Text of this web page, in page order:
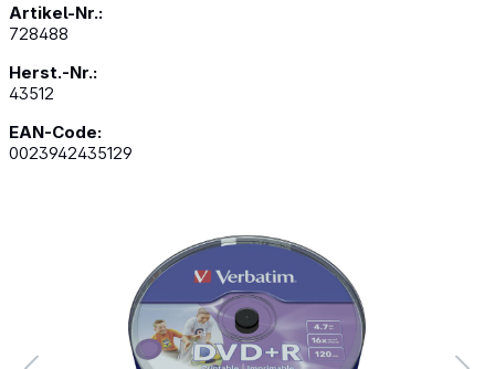
Artikel-Nr.:
728488
Herst.-Nr.:
43512
EAN-Code:
0023942435129